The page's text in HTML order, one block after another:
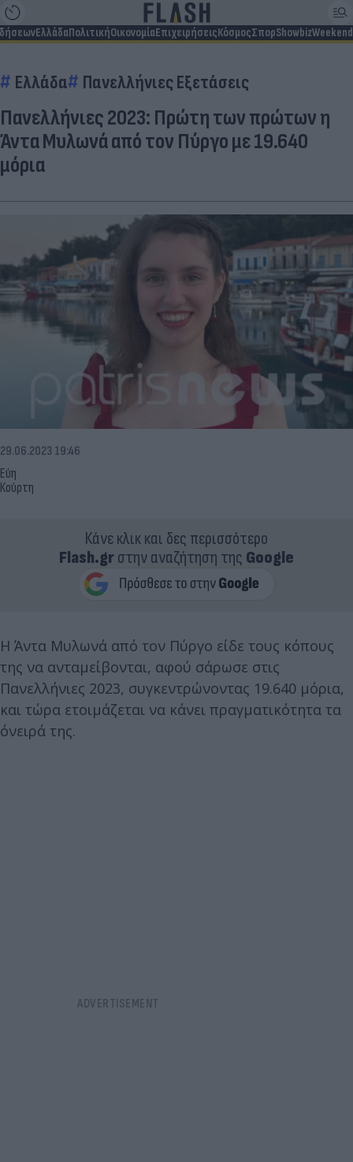
ΕλλάδαΠολιτικήΟικονομίαΕπιχειρήσειςΚόσμοςΣπορShowbizWeekend
Ελλάδα Πανελλήνιες Εξετάσεις
Πανελλήνιες 2023: Πρώτη των πρώτων η
Άντα Μυλωνά από τον Πύργο με 19.640
μόρια
Εύη
Κούρτη
29.06.2023 19:46
Κάνε κλικ και δες περισσότερο
Flash.grστην αναζήτηση της Google
Η Άντα Μυλωνά από τον Πύργο είδε τους κόπους
της να ανταμείβονται, αφού σάρωσε στις
Πανελλήνιες 2023, συγκεντρώνοντας 19.640 μόρια,
και τώρα ετοιμάζεται να κάνει πραγματικότητα τα
όνειρά της.